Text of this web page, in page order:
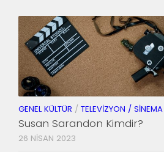
GENEL KÜLTÜR / TELEVIZYON / SINEMA
Susan Sarandon Kimdir?
26 NISAN 2023